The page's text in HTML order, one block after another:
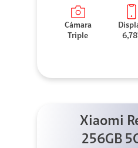
Cámara
Triple
Xiaomi
256GB